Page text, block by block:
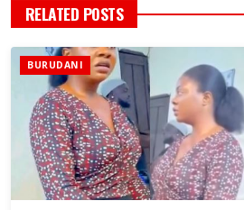
RELATED POSTS
BURUDANI